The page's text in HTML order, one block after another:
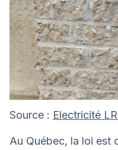
Source : Electricité
Au Québec, la loi est